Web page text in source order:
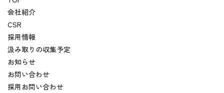
会社紹介
CSR
採用情報
汲み取りの収集予定
お知らせ
お問い合わせ
採用お問い合わせ